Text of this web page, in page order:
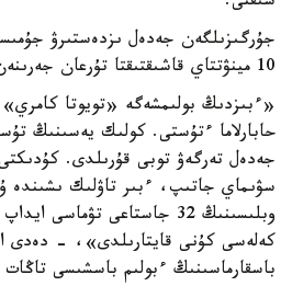
جۇرگىزىلگەن جەدەل ىزدەستىرۋ
10 مينۋتتاي قاشىقتىقتا تۇرعان جەرىنەن تابىلدى.
«ءبىزدىڭ بولىمشەگە «تويوتا كامري»
حابارلاما ءتۇستى. كولىك يەسىنىڭ
جەدەل تەرگەۋ توبى قۇرىلدى.
سۋىماي جاتىپ، ءبىر تاۋلىك ىشىندە
وبلىسىنىڭ 32 جاستاعى
كەلەسى كۇنى قايتارىلدى»، - دەدى
باسقارماسىنىڭ ءبولىم باسشىسى تاڭات